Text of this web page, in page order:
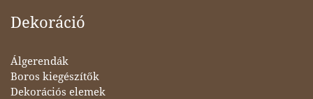
Dekoráció
Álgerendák
Boros kiegészítők
Dekorációs elemek